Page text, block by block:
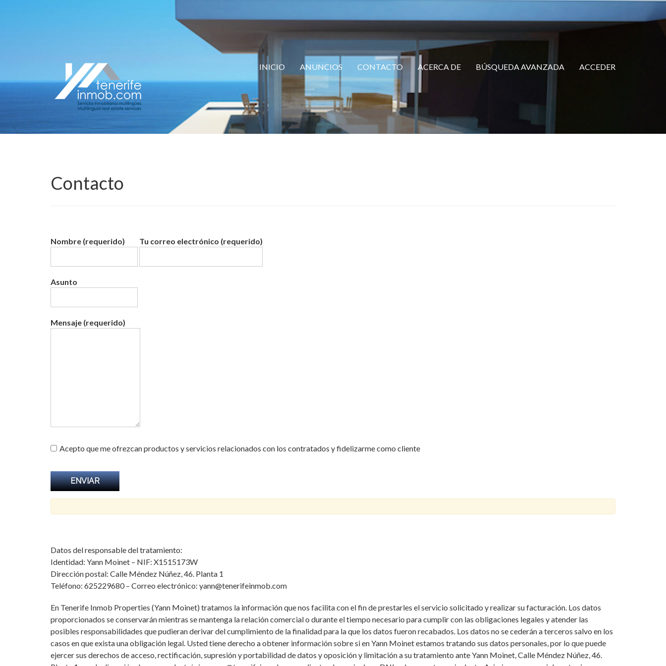
INICIO ANUNCIOS CONTACTO ACERCA DE BÚSQUEDA AVANZADA ACCEDER
Contacto
Nombre (requerido) Tu correo electrónico (requerido)
Asunto
Mensaje (requerido)
Acepto que me ofrezcan productos y servicios relacionados con los contratados y fidelizarme como cliente
Datos del responsable del tratamiento:
Identidad: Yann Moinet – NIF: X1515173W
Dirección postal: Calle Méndez Núñez, 46. Planta 1
Teléfono: 625229680 – Correo electrónico: yann@tenerifeinmob.com
En Tenerife Inmob Properties (Yann Moinet) tratamos la información que nos facilita con el fin de prestarles el servicio solicitado y realizar su facturación. Los datos
proporcionados se conservarán mientras se mantenga la relación comercial o durante el tiempo necesario para cumplir con las obligaciones legales y atender las
posibles responsabilidades que pudieran derivar del cumplimiento de la finalidad para la que los datos fueron recabados. Los datos no se cederán a terceros salvo en los
casos en que exista una obligación legal. Usted tiene derecho a obtener información sobre si en Yann Moinet estamos tratando sus datos personales, por lo que puede
ejercer sus derechos de acceso, rectificación, supresión y portabilidad de datos y oposición y limitación a su tratamiento ante Yann Moinet, Calle Méndez Núñez, 46.